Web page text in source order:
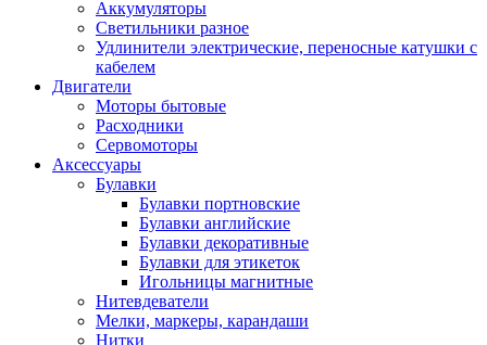
Аккумуляторы
Светильники разное
Удлинители электрические, переносные катушки с
кабелем
Двигатели
Моторы бытовые
Расходники
Сервомоторы
Аксессуары
Булавки
Булавки портновские
Булавки английские
Булавки декоративные
Булавки для этикеток
Игольницы магнитные
Нитевдеватели
Мелки, маркеры, карандаши
Нитки